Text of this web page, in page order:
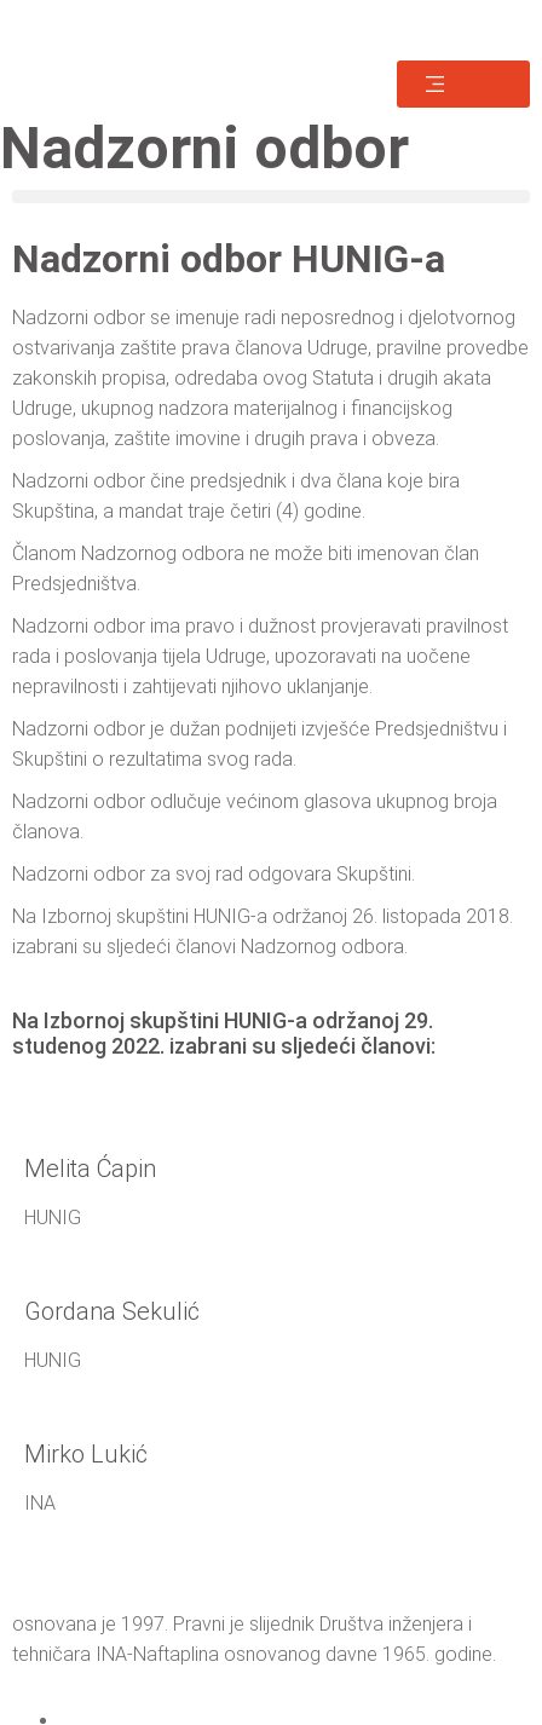
Nadzorni odbor
Nadzorni odbor HUNIG-a
Nadzorni odbor se imenuje radi neposrednog i djelotvornog
ostvarivanja zaštite prava članova Udruge, pravilne provedbe
zakonskih propisa, odredaba ovog Statuta i drugih akata
Udruge, ukupnog nadzora materijalnog i financijskog
poslovanja, zaštite imovine i drugih prava i obveza.
Nadzorni odbor čine predsjednik i dva člana koje bira
Skupština, a mandat traje četiri (4) godine.
Članom Nadzornog odbora ne može biti imenovan član
Predsjedništva.
Nadzorni odbor ima pravo i dužnost provjeravati pravilnost
rada i poslovanja tijela Udruge, upozoravati na uočene
nepravilnosti i zahtijevati njihovo uklanjanje.
Nadzorni odbor je dužan podnijeti izvješće Predsjedništvu i
Skupštini o rezultatima svog rada.
Nadzorni odbor odlučuje većinom glasova ukupnog broja
članova.
Nadzorni odbor za svoj rad odgovara Skupštini.
Na Izbornoj skupštini HUNIG-a održanoj 26. listopada 2018.
izabrani su sljedeći članovi Nadzornog odbora.
Na Izbornoj skupštini HUNIG-a održanoj 29.
studenog 2022. izabrani su sljedeći članovi:
Melita Ćapin
HUNIG
Gordana Sekulić
HUNIG
Mirko Lukić
INA
osnovana je 1997. Pravni je slijednik Društva inženjera i
tehničara INA-Naftaplina osnovanog davne 1965. godine.